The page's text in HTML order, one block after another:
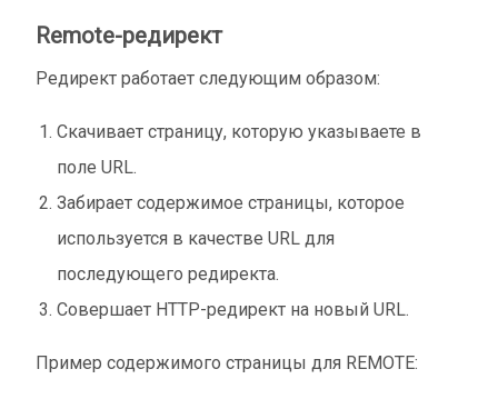
Remote-редирект
Редирект работает следующим образом:
Скачивает страницу, которую указываете в
поле URL.
Забирает содержимое страницы, которое
используется в качестве URL для
последующего редиректа.
Совершает HTTP-редирект на новый URL.
Пример содержимого страницы для REMOTE: